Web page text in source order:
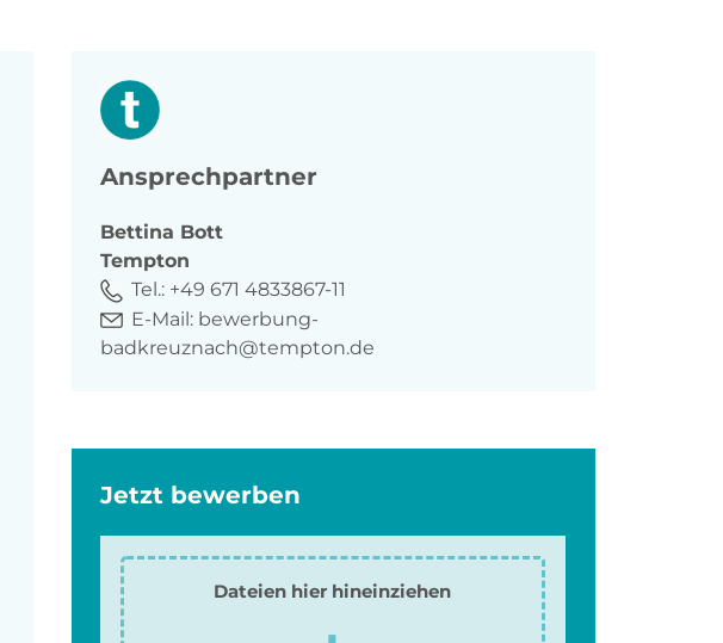
Ansprechpartner
Bettina Bott
Tempton
Tel.: +49 671 4833867-11
E-Mail: bewerbung-
badkreuznach@tempton.de
Jetzt bewerben
Dateien hier hineinziehen